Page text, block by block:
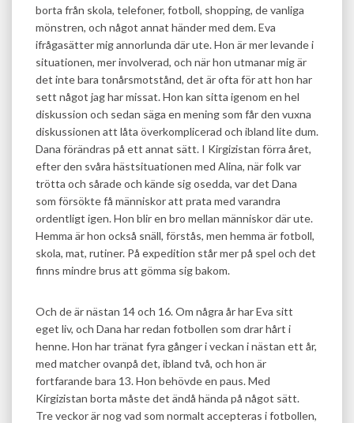
borta från skola, telefoner, fotboll, shopping, de vanliga
mönstren, och något annat händer med dem. Eva
ifrågasätter mig annorlunda där ute. Hon är mer levande i
situationen, mer involverad, och när hon utmanar mig är
det inte bara tonårsmotstånd, det är ofta för att hon har
sett något jag har missat. Hon kan sitta igenom en hel
diskussion och sedan säga en mening som får den vuxna
diskussionen att låta överkomplicerad och ibland lite dum.
Dana förändras på ett annat sätt. I Kirgizistan förra året,
efter den svåra hästsituationen med Alina, när folk var
trötta och sårade och kände sig osedda, var det Dana
som försökte få människor att prata med varandra
ordentligt igen. Hon blir en bro mellan människor där ute.
Hemma är hon också snäll, förstås, men hemma är fotboll,
skola, mat, rutiner. På expedition står mer på spel och det
finns mindre brus att gömma sig bakom.
Och de är nästan 14 och 16. Om några år har Eva sitt
eget liv, och Dana har redan fotbollen som drar hårt i
henne. Hon har tränat fyra gånger i veckan i nästan ett år,
med matcher ovanpå det, ibland två, och hon är
fortfarande bara 13. Hon behövde en paus. Med
Kirgizistan borta måste det ändå hända på något sätt.
Tre veckor är nog vad som normalt accepteras i fotbollen,